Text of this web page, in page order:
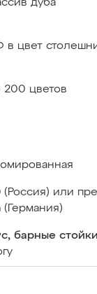
дуба
в цвет
цветов
(Россия) или
(Германия)
барные